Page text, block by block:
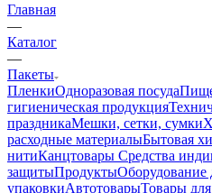
Главная
—
Каталог
—
Пакеты
ПленкиОдноразовая посуда
гигиеническая продукция
праздникаМешки, сетки, сумки
расходные материалыБытовая
нитиКанцтовары Средства
защитыПродуктыОборудование
упаковкиАвтотоварыТовары